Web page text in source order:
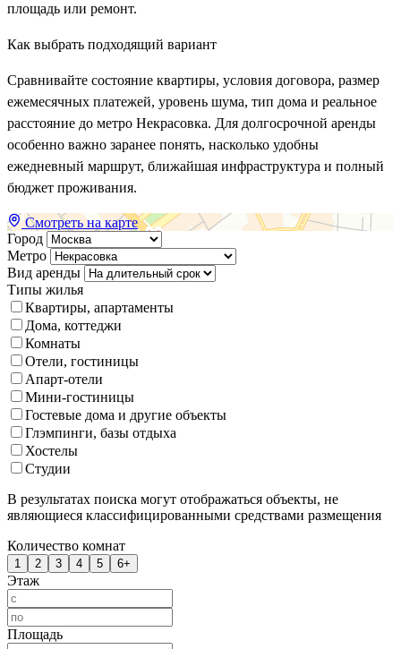
площадь или ремонт.
Как выбрать подходящий вариант
Сравнивайте состояние квартиры, условия договора, размер
ежемесячных платежей, уровень шума, тип дома и реальное
расстояние до метро Некрасовка. Для долгосрочной аренды
особенно важно заранее понять, насколько удобны
ежедневный маршрут, ближайшая инфраструктура и полный
бюджет проживания.
Смотреть на карте
Город
Метро
Вид аренды
Типы жилья
Квартиры, апартаменты
Дома, коттеджи
Комнаты
Отели, гостиницы
Апарт-отели
Мини-гостиницы
Гостевые дома и другие объекты
Глэмпинги, базы отдыха
Хостелы
Студии
В результатах поиска могут отображаться объекты, не
являющиеся классифицированными средствами размещения
Количество комнат
1 2 3 4 5 6+
Этаж
Площадь